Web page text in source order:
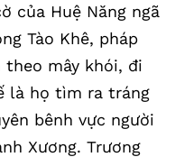
của Huệ Năng ngã
Tào Khê, pháp
mây khói, đi
là họ tìm ra tráng
bênh vực người
Xương. Trương